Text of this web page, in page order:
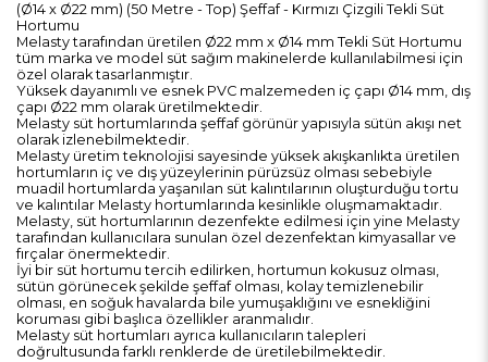
(Ø14 x Ø22 mm) (50 Metre - Top) Şeffaf - Kırmızı Çizgili Tekli Süt
Hortumu
Melasty tarafından üretilen Ø22 mm x Ø14 mm Tekli Süt Hortumu
tüm marka ve model süt sağım makinelerde kullanılabilmesi için
özel olarak tasarlanmıştır.
Yüksek dayanımlı ve esnek PVC malzemeden iç çapı Ø14 mm, dış
çapı Ø22 mm olarak üretilmektedir.
Melasty süt hortumlarında şeffaf görünür yapısıyla sütün akışı net
olarak izlenebilmektedir.
Melasty üretim teknolojisi sayesinde yüksek akışkanlıkta üretilen
hortumların iç ve dış yüzeylerinin pürüzsüz olması sebebiyle
muadil hortumlarda yaşanılan süt kalıntılarının oluşturduğu tortu
ve kalıntılar Melasty hortumlarında kesinlikle oluşmamaktadır.
Melasty, süt hortumlarının dezenfekte edilmesi için yine Melasty
tarafından kullanıcılara sunulan özel dezenfektan kimyasallar ve
fırçalar önermektedir.
İyi bir süt hortumu tercih edilirken, hortumun kokusuz olması,
sütün görünecek şekilde şeffaf olması, kolay temizlenebilir
olması, en soğuk havalarda bile yumuşaklığını ve esnekliğini
koruması gibi başlıca özellikler aranmalıdır.
Melasty süt hortumları ayrıca kullanıcıların talepleri
doğrultusunda farklı renklerde de üretilebilmektedir.